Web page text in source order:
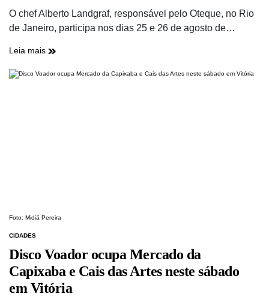
O chef Alberto Landgraf, responsável pelo Oteque, no Rio
de Janeiro, participa nos dias 25 e 26 de agosto de…
Leia mais
Foto: Midiã Pereira
CIDADES
Disco Voador ocupa Mercado da
Capixaba e Cais das Artes neste sábado
em Vitória